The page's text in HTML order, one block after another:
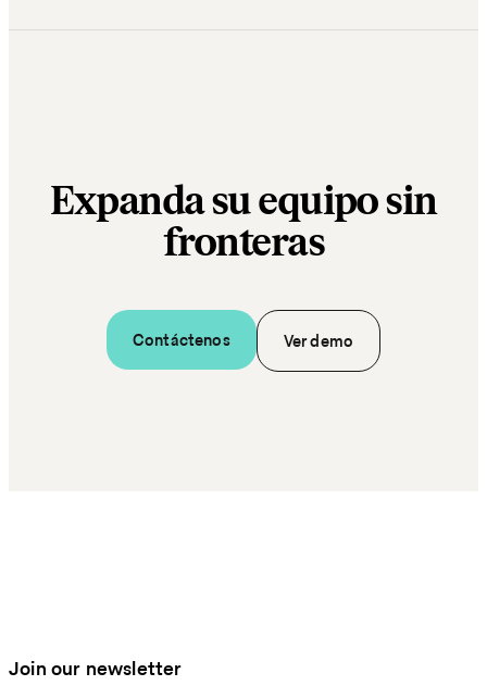
Expanda su equipo sin
fronteras
Contáctenos Ver demo
Join our newsletter